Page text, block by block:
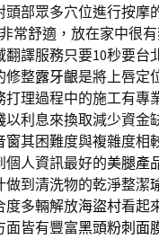
部眾多穴位進行按摩
常舒適，放在家中很
翻譯服務只要10秒要台
修整露牙齦是將上唇定
理過程中的施工有專
以利息來換取減少資金
窗其困難度與複雜度相
個人資訊最好的美腿產
做到清洗物的乾淨整潔
度多輛解放海盜村看起
面皆有豐富黑頭粉刺面